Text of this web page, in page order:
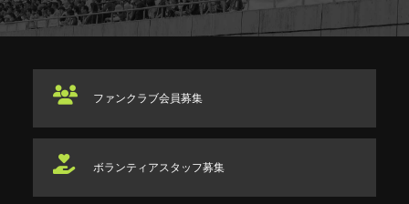
ファンクラブ会員募集
ボランティアスタッフ募集